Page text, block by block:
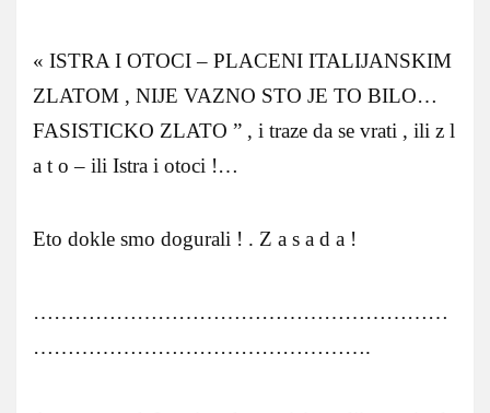
« ISTRA I OTOCI – PLACENI ITALIJANSKIM
ZLATOM , NIJE VAZNO STO JE TO BILO…
FASISTICKO ZLATO ” , i traze da se vrati , ili z l
a t o – ili Istra i otoci !…
Eto dokle smo dogurali ! . Z a s a d a !
……………………………………………………
………………………………………….